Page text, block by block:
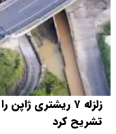
زلزله ۷ ریشتری
تشریح کرد